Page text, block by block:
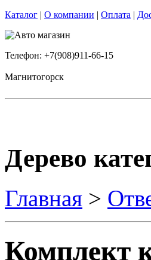
Каталог | О компании | Оплата |
Телефон: +7(908)911-66-15
Магнитогорск
Дерево
Главная >
Комплект